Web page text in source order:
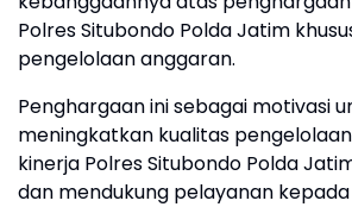
Polres Situbondo Polda Jatim
pengelolaan anggaran.
Penghargaan ini sebagai motivasi
meningkatkan kualitas
kinerja Polres Situbondo Polda
dan mendukung pelayanan